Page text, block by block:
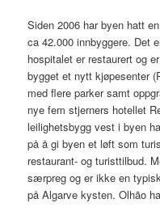
Siden 2006 har byen hatt
ca 42.000 innbyggere. Det
hospitalet er restaurert og
bygget et nytt kjøpesenter
med flere parker samt
nye fem stjerners hotellet
leilighetsbygg vest i byen
på å gi byen et løft som
restaurant- og turisttilbud.
særpreg og er ikke en
på Algarve kysten. Olhão